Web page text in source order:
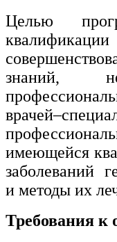
Экономика
Техника-
Прикладная
Целью
знаний,
имеющейся
заболеваний
и методы их
Требования к